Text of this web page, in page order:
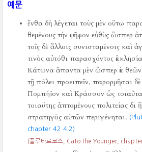
예문
ἔνθα δὴ λέγεται τοὺς μὲν οὕτω
θεμένους τὴν ψῆφον εὐθὺς ὥσπερ
τοῖς δὲ ἄλλοις συνισταμένοις καὶ
τινὸς αὐτόθι παρασχόντος
Κάτωνα ἅπαντα μὲν ὥσπερ ἐκ
τῇ πόλει προειπεῖν, παρορμῆσαι δὲ
Πομπήϊον καὶ Κράσσον ὡς τοιαῦτα
τοιαύτης ἁπτομένους πολιτείας
στρατηγὸς αὑτῶν περιγένηται.
chapter 42 4:2)
(플루타르코스, Cato the Younger,